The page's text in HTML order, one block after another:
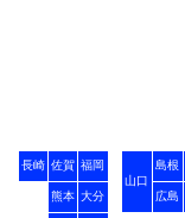
長崎 佐賀 福岡
山口
島根
熊本 大分 広島